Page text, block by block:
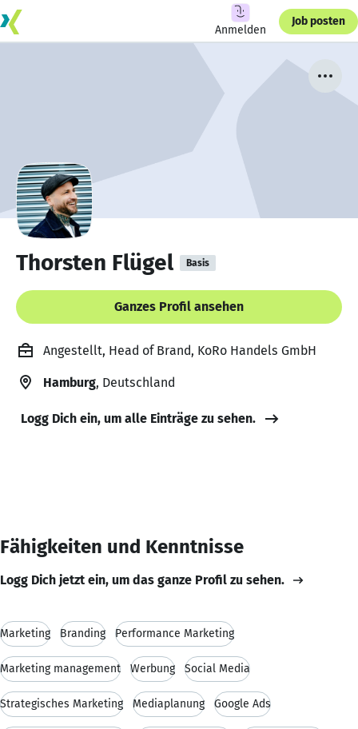
Anmelden
Job posten
Thorsten Flügel Basis
Ganzes Profil ansehen
Angestellt, Head of Brand, KoRo Handels GmbH
Hamburg, Deutschland
Logg Dich ein, um alle Einträge zu sehen.
Fähigkeiten und Kenntnisse
Logg Dich jetzt ein, um das ganze Profil zu sehen.
Marketing Branding Performance Marketing
Marketing management Werbung Social Media
Strategisches Marketing Mediaplanung Google Ads